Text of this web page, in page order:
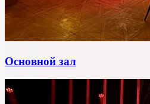
Основной зал